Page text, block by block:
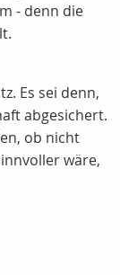
- denn die
Es sei denn,
abgesichert.
ob nicht
wäre,